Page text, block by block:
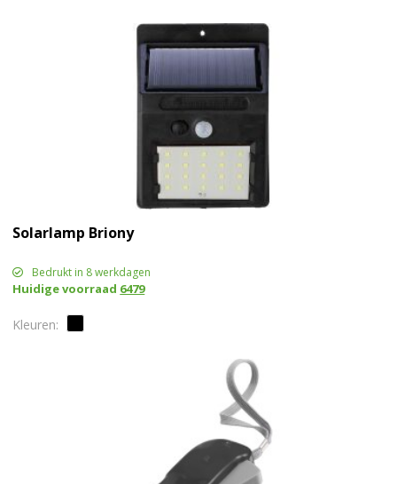
Solarlamp Briony
Bedrukt in 8 werkdagen
Huidige voorraad 6479